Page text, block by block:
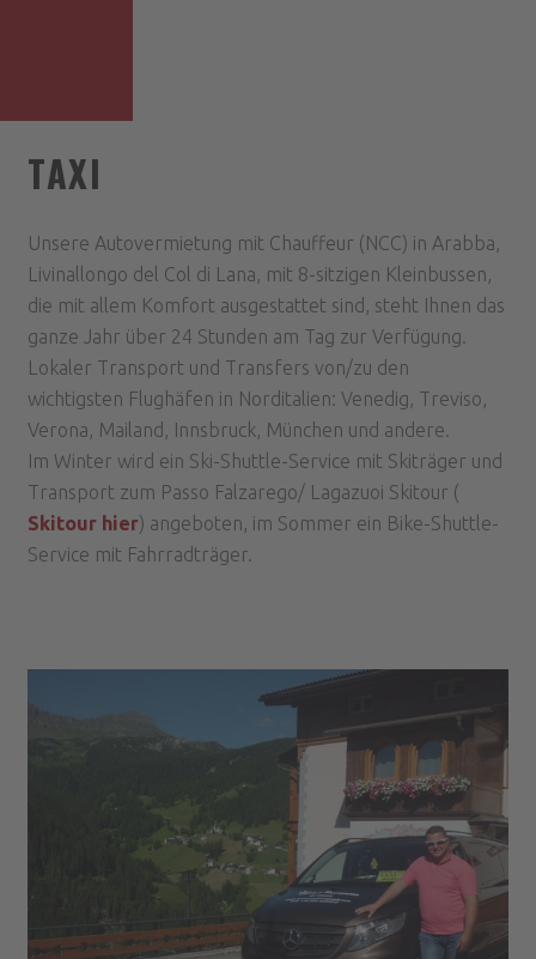
TAXI
Unsere Autovermietung mit Chauffeur (NCC) in Arabba,
Livinallongo del Col di Lana, mit 8-sitzigen Kleinbussen,
die mit allem Komfort ausgestattet sind, steht Ihnen das
ganze Jahr über 24 Stunden am Tag zur Verfügung.
Lokaler Transport und Transfers von/zu den
wichtigsten Flughäfen in Norditalien: Venedig, Treviso,
Verona, Mailand, Innsbruck, München und andere.
Im Winter wird ein Ski-Shuttle-Service mit Skiträger und
Transport zum Passo Falzarego/ Lagazuoi Skitour (
Skitour hier) angeboten, im Sommer ein Bike-Shuttle-
Service mit Fahrradträger.